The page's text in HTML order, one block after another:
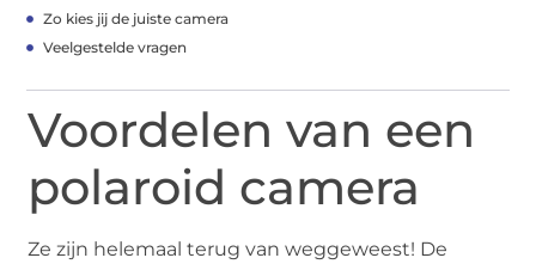
Zo kies jij de juiste camera
Veelgestelde vragen
Voordelen van een
polaroid camera
Ze zijn helemaal terug van weggeweest! De